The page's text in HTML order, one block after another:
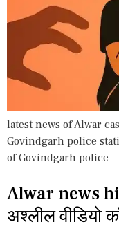
latest news of Alwar
Govindgarh police
of Govindgarh police
Alwar news
अश्लील वीडियो